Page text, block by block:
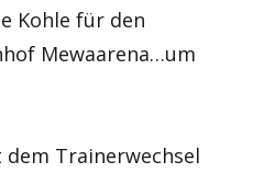
Kohle für den
Mewaarena…um
dem Trainerwechsel